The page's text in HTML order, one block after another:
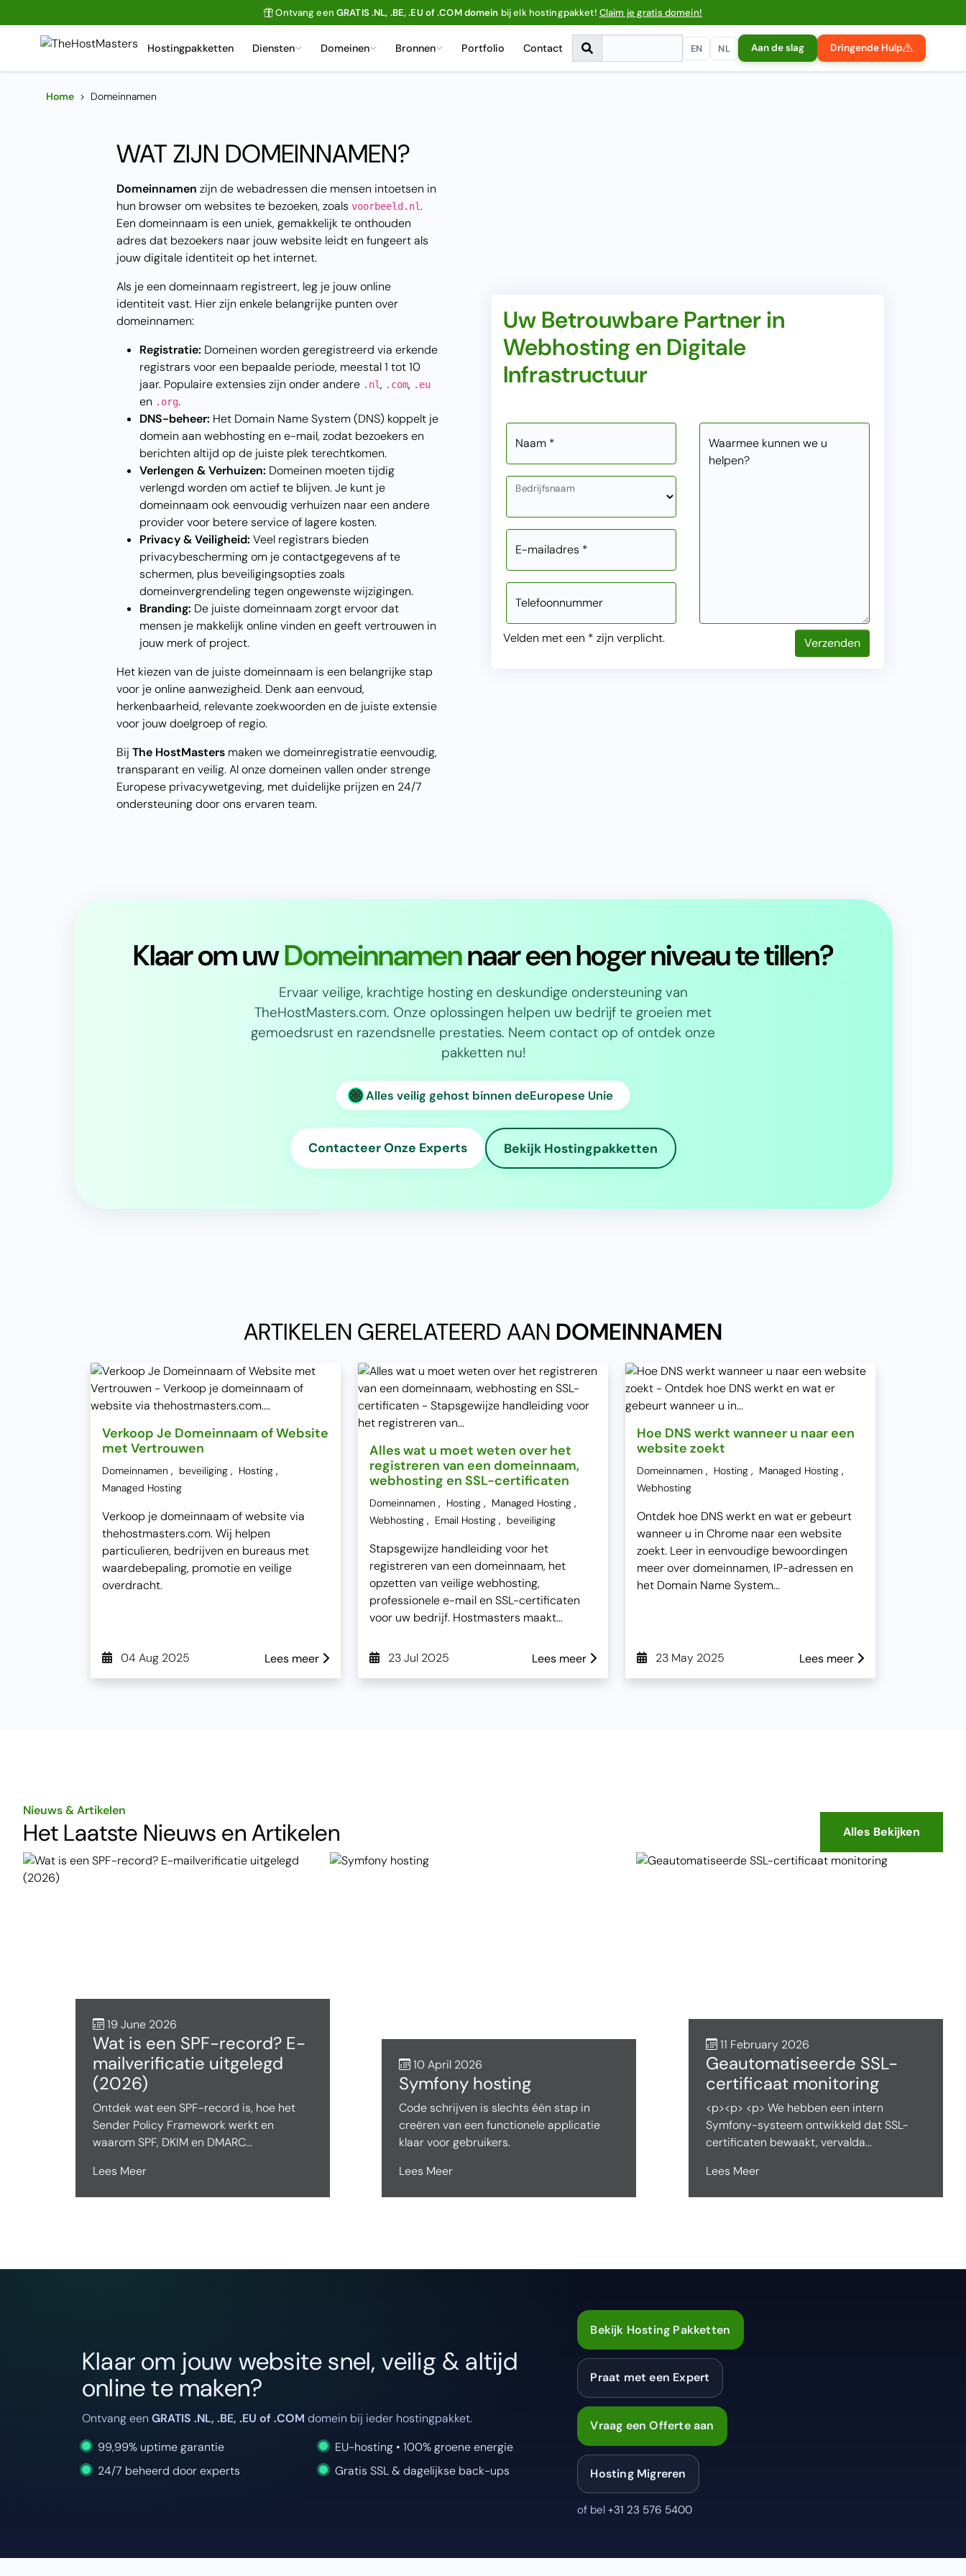
Ontvang eenGRATIS .NL, .BE, .EU of .COM domein bij elk hostingpakket! Claim je gratis domein!
Hostingpakketten Diensten Domeinen Bronnen Portfolio Contact EN NL Aan de slag Dringende Hulp
Home > Domeinnamen
WAT ZIJN DOMEINNAMEN?
Domeinnamen zijn de webadressen die mensen intoetsen in
hun browser om websites te bezoeken, zoals voorbeeld.nl.
Een domeinnaam is een uniek, gemakkelijk te onthouden
adres dat bezoekers naar jouw website leidt en fungeert als
jouw digitale identiteit op het internet.
Als je een domeinnaam registreert, leg je jouw online
identiteit vast. Hier zijn enkele belangrijke punten over
domeinnamen:
Registratie: Domeinen worden geregistreerd via erkende
registrars voor een bepaalde periode, meestal 1 tot 10
jaar. Populaire extensies zijn onder andere .nl, .com, .eu
en .org.
DNS-beheer: Het Domain Name System (DNS) koppelt je
domein aan webhosting en e-mail, zodat bezoekers en
berichten altijd op de juiste plek terechtkomen.
Verlengen & Verhuizen: Domeinen moeten tijdig
verlengd worden om actief te blijven. Je kunt je
domeinnaam ook eenvoudig verhuizen naar een andere
provider voor betere service of lagere kosten.
Privacy & Veiligheid: Veel registrars bieden
privacybescherming om je contactgegevens af te
schermen, plus beveiligingsopties zoals
domeinvergrendeling tegen ongewenste wijzigingen.
Branding: De juiste domeinnaam zorgt ervoor dat
mensen je makkelijk online vinden en geeft vertrouwen in
jouw merk of project.
Het kiezen van de juiste domeinnaam is een belangrijke stap
voor je online aanwezigheid. Denk aan eenvoud,
herkenbaarheid, relevante zoekwoorden en de juiste extensie
voor jouw doelgroep of regio.
Bij The HostMasters maken we domeinregistratie eenvoudig,
transparant en veilig. Al onze domeinen vallen onder strenge
Europese privacywetgeving, met duidelijke prijzen en 24/7
ondersteuning door ons ervaren team.
Uw Betrouwbare Partner in
Webhosting en Digitale
Infrastructuur
Naam *
Bedrijfsnaam
E-mailadres *
Telefoonnummer
Waarmee kunnen we u
helpen?
Velden met een * zijn verplicht. Verzenden
Klaar om uwDomeinnamennaar een hoger niveau te tillen?
Ervaar veilige, krachtige hosting en deskundige ondersteuning van
TheHostMasters.com. Onze oplossingen helpen uw bedrijf te groeien met
gemoedsrust en razendsnelle prestaties. Neem contact op of ontdek onze
pakketten nu!
Alles veilig gehost binnen deEuropese Unie
Contacteer Onze Experts Bekijk Hostingpakketten
ARTIKELEN GERELATEERD AAN DOMEINNAMEN
Verkoop Je Domeinnaam of Website
met Vertrouwen
Domeinnamen , beveiliging , Hosting ,
Managed Hosting
Verkoop je domeinnaam of website via
thehostmasters.com. Wij helpen
particulieren, bedrijven en bureaus met
waardebepaling, promotie en veilige
overdracht.
04 Aug 2025 Lees meer
Alles wat u moet weten over het
registreren van een domeinnaam,
webhosting en SSL-certificaten
Domeinnamen , Hosting , Managed Hosting ,
Webhosting , Email Hosting , beveiliging
Stapsgewijze handleiding voor het
registreren van een domeinnaam, het
opzetten van veilige webhosting,
professionele e-mail en SSL-certificaten
voor uw bedrijf. Hostmasters maakt...
23 Jul 2025 Lees meer
Hoe DNS werkt wanneer u naar een
website zoekt
Domeinnamen , Hosting , Managed Hosting ,
Webhosting
Ontdek hoe DNS werkt en wat er gebeurt
wanneer u in Chrome naar een website
zoekt. Leer in eenvoudige bewoordingen
meer over domeinnamen, IP-adressen en
het Domain Name System...
23 May 2025 Lees meer
Nieuws & Artikelen
Het Laatste Nieuws en Artikelen Alles Bekijken
19 June 2026
Wat is een SPF-record? E-
mailverificatie uitgelegd
(2026)
Ontdek wat een SPF-record is, hoe het
Sender Policy Framework werkt en
waarom SPF, DKIM en DMARC...
Lees Meer
10 April 2026
Symfony hosting
Code schrijven is slechts één stap in
creëren van een functionele applicatie
klaar voor gebruikers.
Lees Meer
11 February 2026
Geautomatiseerde SSL-
certificaat monitoring
<p><p> <p> We hebben een intern
Symfony-systeem ontwikkeld dat SSL-
certificaten bewaakt, vervalda...
Lees Meer
Klaar om jouw website snel, veilig & altijd
online te maken?
Ontvang een GRATIS .NL, .BE, .EU of .COM domein bij ieder hostingpakket.
99,99% uptime garantie
EU-hosting • 100% groene energie
24/7 beheerd door experts
Gratis SSL & dagelijkse back-ups
Bekijk Hosting Pakketten
Praat met een Expert
Vraag een Offerte aan
Hosting Migreren
of bel +31 23 576 5400